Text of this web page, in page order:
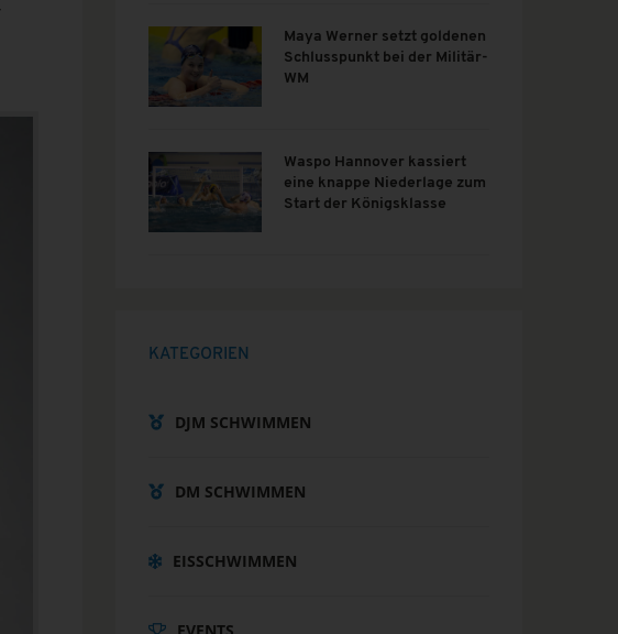
Maya Werner setzt goldenen
Schlusspunkt bei der Militär-
WM
Waspo Hannover kassiert
eine knappe Niederlage zum
Start der Königsklasse
KATEGORIEN
DJM SCHWIMMEN
DM SCHWIMMEN
EISSCHWIMMEN